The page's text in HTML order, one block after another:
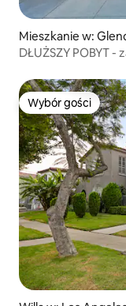
Mieszkanie w:
Wybór gości
Wybór gości